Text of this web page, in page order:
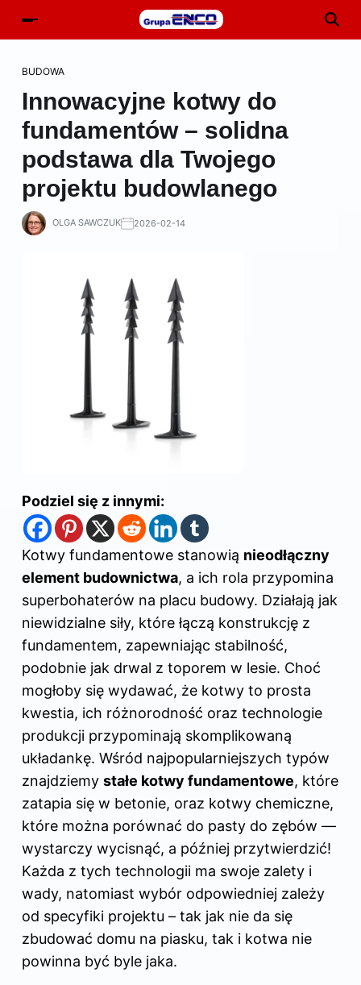
BUDOWA
Innowacyjne kotwy do
fundamentów – solidna
podstawa dla Twojego
projektu budowlanego
OLGA SAWCZUK 2026-02-14
Podziel się z innymi:
Kotwy fundamentowe stanowią nieodłączny
element budownictwa, a ich rola przypomina
superbohaterów na placu budowy. Działają jak
niewidzialne siły, które łączą konstrukcję z
fundamentem, zapewniając stabilność,
podobnie jak drwal z toporem w lesie. Choć
mogłoby się wydawać, że kotwy to prosta
kwestia, ich różnorodność oraz technologie
produkcji przypominają skomplikowaną
układankę. Wśród najpopularniejszych typów
znajdziemy stałe kotwy fundamentowe, które
zatapia się w betonie, oraz kotwy chemiczne,
które można porównać do pasty do zębów —
wystarczy wycisnąć, a później przytwierdzić!
Każda z tych technologii ma swoje zalety i
wady, natomiast wybór odpowiedniej zależy
od specyfiki projektu – tak jak nie da się
zbudować domu na piasku, tak i kotwa nie
powinna być byle jaka.